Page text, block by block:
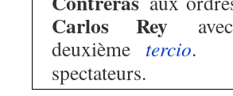
Carlos Rey
deuxième tercio.
spectateurs.